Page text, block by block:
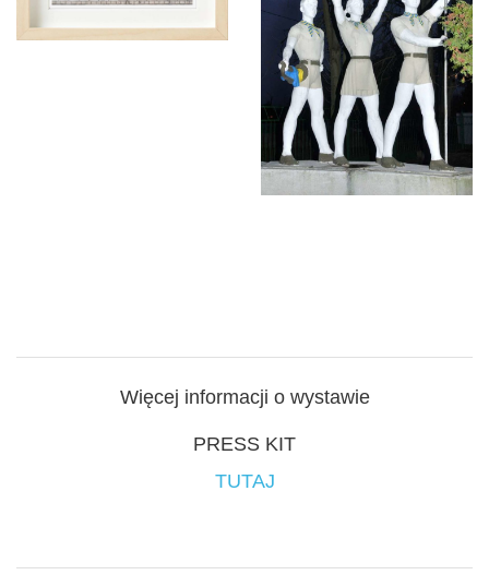
Więcej informacji o wystawie
PRESS KIT
TUTAJ